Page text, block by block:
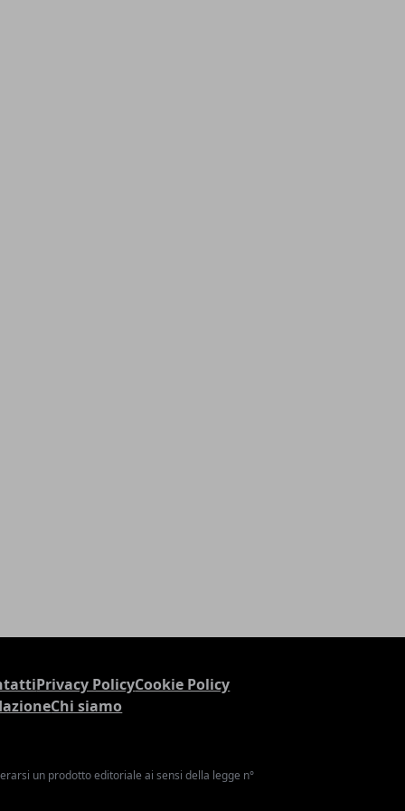
Privacy PolicyCookie Policy
Chi siamo
un prodotto editoriale ai sensi della legge n°